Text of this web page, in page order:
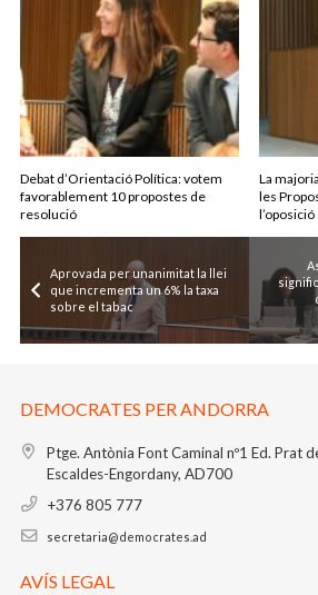
Debat d’Orientació Política: votem
favorablement 10 propostes de
resolució
La
les
l’oposició
Aprovada per unanimitat la llei
que incrementa un 6% la taxa
sobre el tabac
DEMOCRATES PER ANDORRA
Ptge. Antònia Font Caminal nº1 Ed. Prat
Escaldes-Engordany, AD700
+376 805 777
secretaria@democrates.ad
AVÍS LEGAL